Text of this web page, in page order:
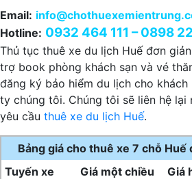
Email:
Hotline: 0932 464 111 – 0898
Thủ tục thuê xe du lịch Huế đơn
trợ book phòng khách sạn và vé
đăng ký bảo hiểm du lịch cho
ty chúng tôi. Chúng tôi sẽ liên hệ lại
yêu cầu thuê xe du lịch Huế.
Bảng giá cho thuê xe 7 chỗ Huế
Tuyến xe
Giá một chiều
Giá